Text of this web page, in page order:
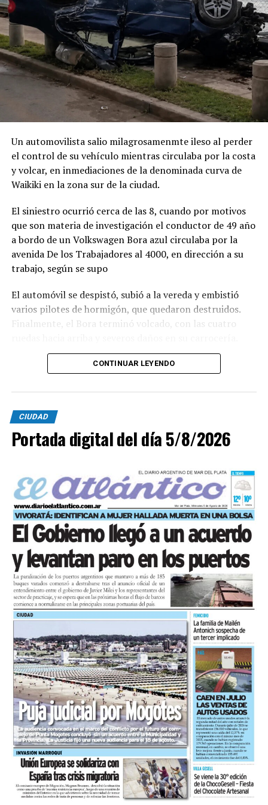
Un automovilista salio milagrosamenmte ileso al perder
el control de su vehículo mientras circulaba por la costa
y volcar, en inmediaciones de la denominada curva de
Waikiki en la zona sur de la ciudad.
El siniestro ocurrió cerca de las 8, cuando por motivos
que son materia de investigación el conductor de 49 año
a bordo de un Volkswagen Bora azul circulaba por la
avenida De los Trabajadores al 4000, en dirección a su
trabajo, según se supo
El automóvil se despistó, subió a la vereda y embistió
varios pilotes de hormigón, que quedaron destruidos.
Finalmente, el Bora terminó volcado, con las cuatro
Ante el violento impacto, personal médico, Defensa
importabnte ioperativo en el lugar. Al llegar,
constataron que el conductor, había logrado salir del
vehículo y no presentaba lesiones.
CONTINUAR LEYENDO
CIUDAD
Portada digital del día 5/8/2026